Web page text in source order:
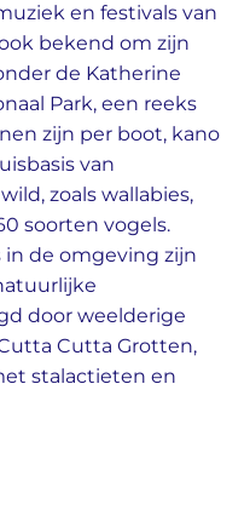
en festivals van
bekend om zijn
de Katherine
Park, een reeks
zijn per boot, kano
van
zoals wallabies,
soorten vogels.
de omgeving zijn
door weelderige
Cutta Grotten,
stalactieten en